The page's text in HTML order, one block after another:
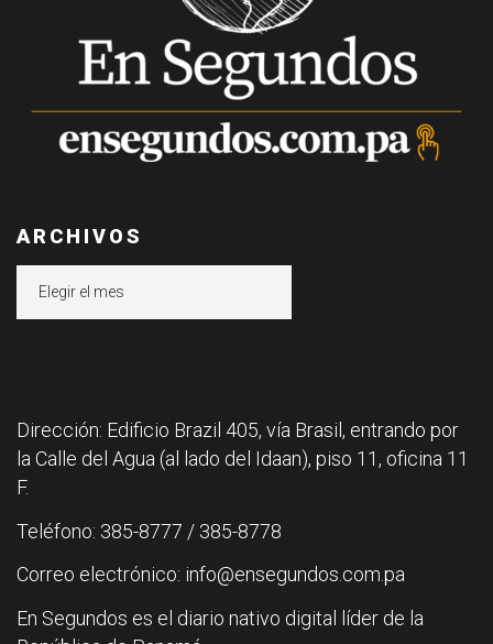
ARCHIVOS
Dirección: Edificio Brazil 405, vía Brasil, entrando por
la Calle del Agua (al lado del Idaan), piso 11, oficina 11
F.
Teléfono: 385-8777 / 385-8778
Correo electrónico: info@ensegundos.com.pa
En Segundos es el diario nativo digital líder de la